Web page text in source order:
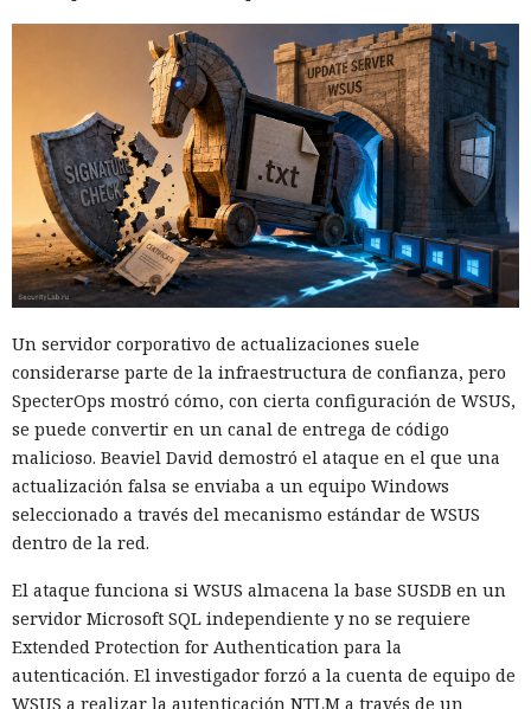
Un servidor corporativo de actualizaciones suele
considerarse parte de la infraestructura de confianza, pero
SpecterOps mostró cómo, con cierta configuración de WSUS,
se puede convertir en un canal de entrega de código
malicioso. Beaviel David demostró el ataque en el que una
actualización falsa se enviaba a un equipo Windows
seleccionado a través del mecanismo estándar de WSUS
dentro de la red.
El ataque funciona si WSUS almacena la base SUSDB en un
servidor Microsoft SQL independiente y no se requiere
Extended Protection for Authentication para la
autenticación. El investigador forzó a la cuenta de equipo de
WSUS a realizar la autenticación NTLM a través de un